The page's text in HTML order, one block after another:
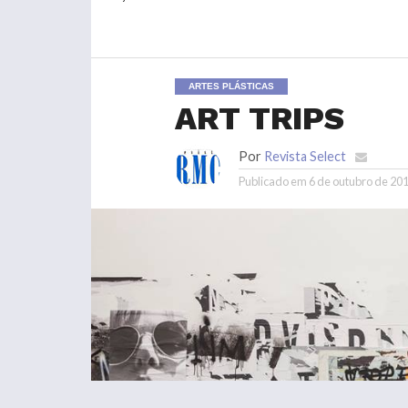
ARTES PLÁSTICAS
ART TRIPS
Por Revista Select
Publicado em 6 de outubro de